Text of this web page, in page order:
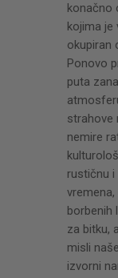
konačno
kojima je
okupiran
Ponovo
puta
strahove
nemire
rustičnu
borbenih
za bitku,
misli
izvorni